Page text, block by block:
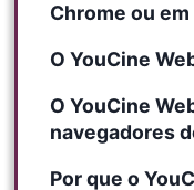
Chrome ou
O YouCine
O YouCine
navegadores
Por que o